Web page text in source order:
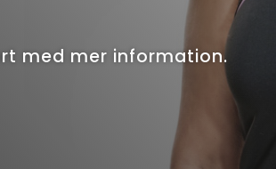
med mer information.